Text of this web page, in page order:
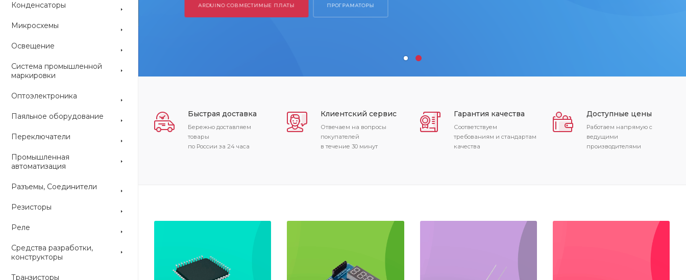
Конденсаторы
Микросхемы
Освещение
Система промышленной
маркировки
Оптоэлектроника
Паяльное оборудование
Переключатели
Промышленная
автоматизация
Разъемы, Соединители
Резисторы
Реле
Средства разработки,
конструкторы
Транзисторы
ARDUINO СОВМЕСТИМЫЕ ПЛАТЫ ПРОГРАМАТОРЫ
Быстрая доставка
Бережно доставляем
товары
по России за 24 часа
Клиентский сервис
Отвечаем на вопросы
покупателей
в течение 30 минут
Гарантия качества
Соответствуем
требованиям и стандартам
качества
Доступные цены
Работаем напрямую с
ведущими
производителями